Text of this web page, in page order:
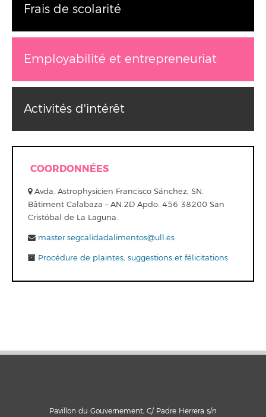
Frais de scolarité
Employabilité et entrepreneuriat
Activités d'intérêt
COORDONNÉES
Avda. Astrophysicien Francisco Sánchez, SN.
Bâtiment Calabaza – AN.2D Apdo. 456 38200 San
Cristóbal de La Laguna.
master.segcalidadalimentos@ull.es
Procédure de plaintes, suggestions et félicitations
Pavillon du Gouvernement, C/ Padre Herrera s/n